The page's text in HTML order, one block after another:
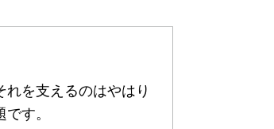
を支えるのはやはり
す。